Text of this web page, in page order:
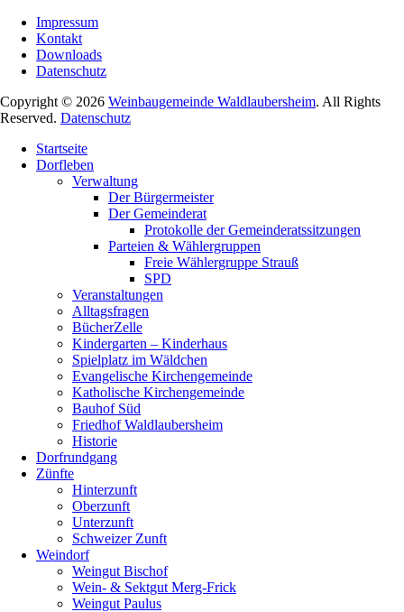
Impressum
Kontakt
Downloads
Datenschutz
Copyright © 2026 Weinbaugemeinde Waldlaubersheim. All Rights
Reserved. Datenschutz
oben
scrollen
Startseite
Dorfleben
Verwaltung
Der Bürgermeister
Der Gemeinderat
Protokolle der Gemeinderatssitzungen
Parteien & Wählergruppen
Freie Wählergruppe Strauß
SPD
Veranstaltungen
Alltagsfragen
BücherZelle
Kindergarten – Kinderhaus
Spielplatz im Wäldchen
Evangelische Kirchengemeinde
Katholische Kirchengemeinde
Bauhof Süd
Friedhof Waldlaubersheim
Historie
Dorfrundgang
Zünfte
Hinterzunft
Oberzunft
Unterzunft
Schweizer Zunft
Weindorf
Weingut Bischof
Wein- & Sektgut Merg-Frick
Weingut Paulus